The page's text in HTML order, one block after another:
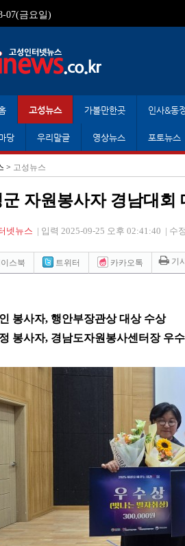
07(금요일)
고성뉴스 가볼만한곳 인사&동
당 우리말글 영상뉴스 포토뉴스
> 고성뉴스
군 자원봉사자 경남대회
넷뉴스 입력 2025-09-25 오후 02:41:40 수
스북 트위터 카카오톡 기
봉사자, 행안부장관상 대상 수상
봉사자, 경남도자원봉사센터장 우